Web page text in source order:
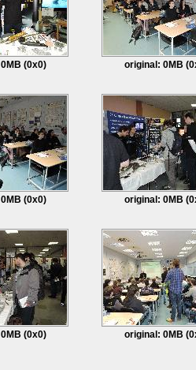
(0x0) original: 0MB
(0x0) original: 0MB
(0x0) original: 0MB